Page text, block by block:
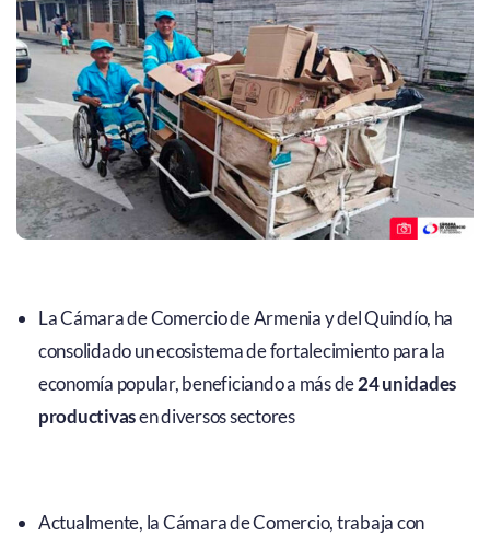
La Cámara de Comercio de Armenia y del Quindío, ha
consolidado un ecosistema de fortalecimiento para la
economía popular, beneficiando a más de24 unidades
productivasen diversos sectores
Actualmente, la Cámara de Comercio, trabaja con